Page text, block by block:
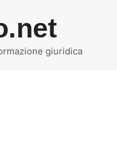
giuridica